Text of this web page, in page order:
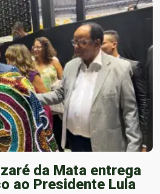
da Mata entrega
ao Presidente Lula